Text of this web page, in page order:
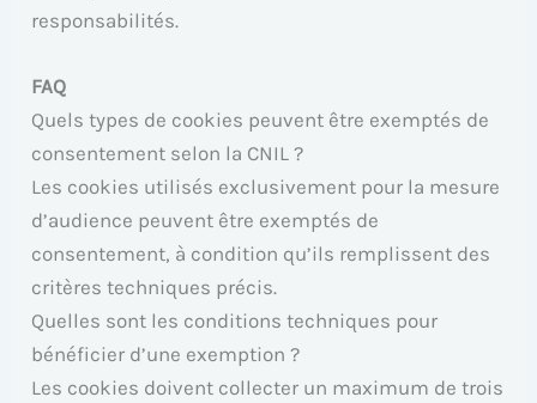
responsabilités.
FAQ
Quels types de cookies peuvent être exemptés de
consentement selon la CNIL ?
Les cookies utilisés exclusivement pour la mesure
d’audience peuvent être exemptés de
consentement, à condition qu’ils remplissent des
critères techniques précis.
Quelles sont les conditions techniques pour
bénéficier d’une exemption ?
Les cookies doivent collecter un maximum de trois